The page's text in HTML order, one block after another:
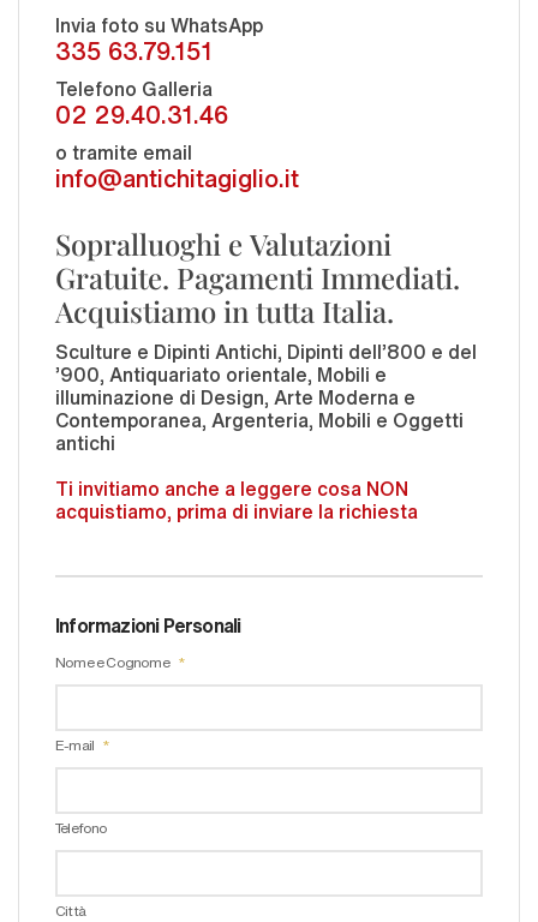
Invia foto su WhatsApp
335 63.79.151
Telefono Galleria
02 29.40.31.46
o tramite email
info@antichitagiglio.it
Sopralluoghi e Valutazioni
Gratuite. Pagamenti Immediati.
Acquistiamo in tutta Italia.
Sculture e Dipinti Antichi, Dipinti dell'800 e del
'900, Antiquariato orientale, Mobili e
illuminazione di Design, Arte Moderna e
Contemporanea, Argenteria, Mobili e Oggetti
antichi
Ti invitiamo anche a leggere cosa NON
acquistiamo, prima di inviare la richiesta
Informazioni Personali
Nome e Cognome
E-mail
Telefono
Città